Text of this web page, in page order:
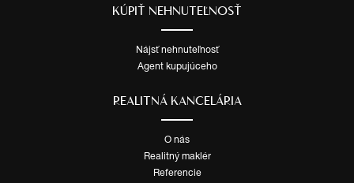
KÚPIŤ NEHNUTEĽNOSŤ
Nájsť nehnuteľnosť
Agent kupujúceho
REALITNÁ KANCELÁRIA
O nás
Realitný maklér
Referencie